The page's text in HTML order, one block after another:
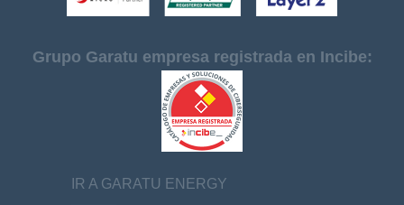
Grupo Garatu empresa registrada en Incibe:
IR A GARATU ENERGY